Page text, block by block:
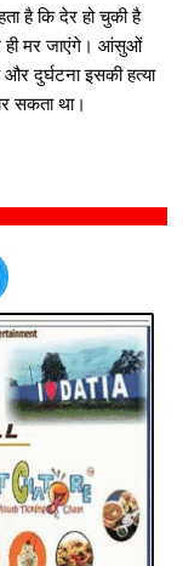
है कि देर हो चुकी है
ही मर जाएंगे। आंसुओं
दुर्घटना इसकी हत्या
सकता था।